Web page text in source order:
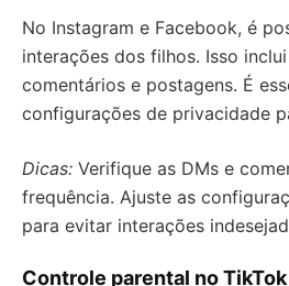
No Instagram e Facebook, é
interações dos filhos. Isso
comentários e postagens. É
configurações de privacidade
Dicas: Verifique as DMs e
frequência. Ajuste as
para evitar interações
Controle parental no